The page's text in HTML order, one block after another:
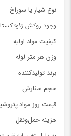
نوع شیار یا سوراخ
وجود روکش
کیفیت مواد اولیه
وزن هر متر لوله
برند تولیدکننده
حجم سفارش
قیمت روز مواد
هزینه حمل‌ونقل